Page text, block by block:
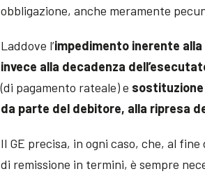
obbligazione, anche meramente
Laddove l’impedimento inerente
invece alla decadenza
(di pagamento rateale) e sostituzione
da parte del debitore, alla ripresa
Il GE precisa, in ogni caso, che, al
di remissione in termini, è sempre